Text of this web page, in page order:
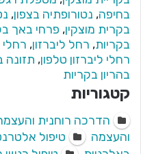
בחיפה, נטורופתיה בצפון,
בקרית מוצקין, פרחי באך
בקריות, רחל ליברזון, רחלי
רחלי ליברזון טלפון, תזונה
בהריון בקריות
קטגוריות
הדרכה רוחנית
והעצמה
טיפול